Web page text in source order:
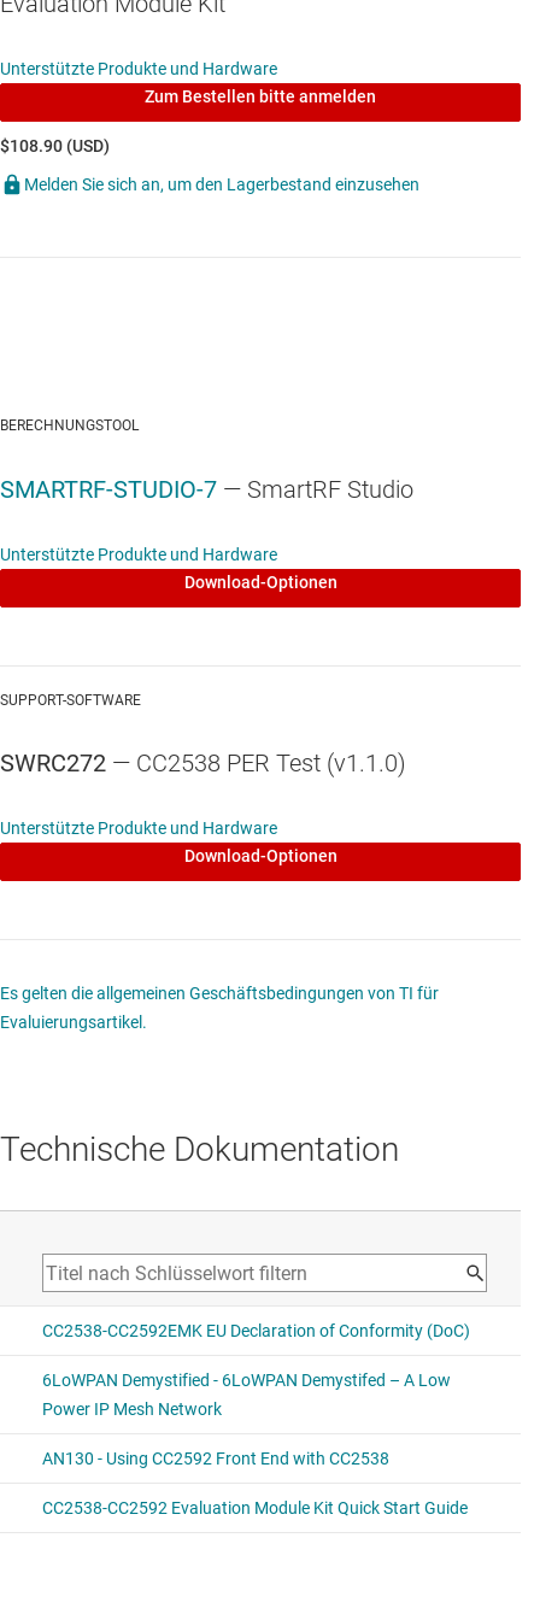
Unterstützte Produkte und Hardware
Zum Bestellen bitte anmelden
$108.90 (USD)
Melden Sie sich an, um den Lagerbestand einzusehen
BERECHNUNGSTOOL
SMARTRF-STUDIO-7 — SmartRF Studio
Unterstützte Produkte und Hardware
Download-Optionen
SUPPORT-SOFTWARE
SWRC272 — CC2538 PER Test (v1.1.0)
Unterstützte Produkte und Hardware
Download-Optionen
Es gelten die allgemeinen Geschäftsbedingungen von TI für
Evaluierungsartikel.
Technische Dokumentation